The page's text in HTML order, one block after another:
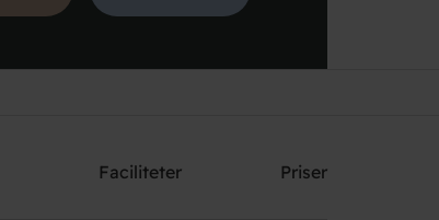
Faciliteter Priser